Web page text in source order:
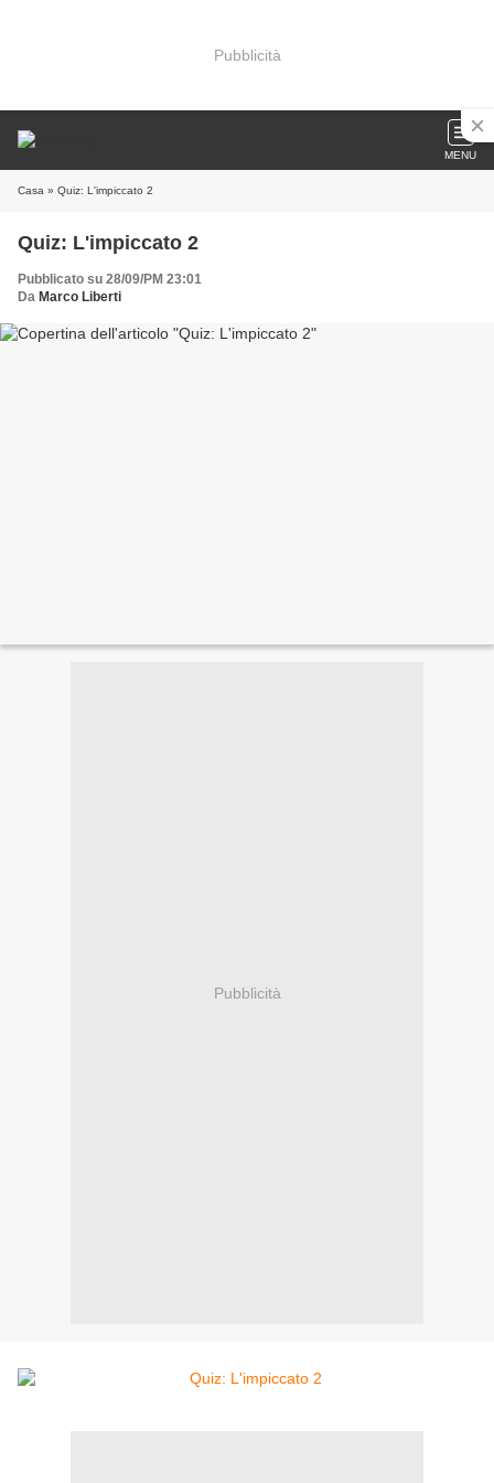
Pubblicità
MENU
Casa » Quiz: L'impiccato 2
Quiz: L'impiccato 2
Pubblicato su 28/09/PM 23:01
Da Marco Liberti
Pubblicità